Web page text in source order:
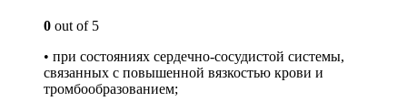
0 out of 5
• при состояниях сердечно-сосудистой системы,
связанных с повышенной вязкостью крови и
тромбообразованием;